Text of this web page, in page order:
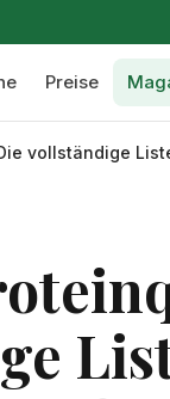
Preise
vollständige